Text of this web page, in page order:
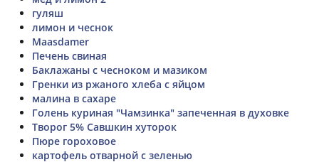
гуляш
лимон и чеснок
Maasdamer
Печень свиная
Баклажаны с чесноком и мазиком
Гренки из ржаного хлеба с яйцом
малина в сахаре
Голень куриная "Чамзинка" запеченная в духовке
Творог 5% Савшкин хуторок
Пюре гороховое
картофель отварной с зеленью